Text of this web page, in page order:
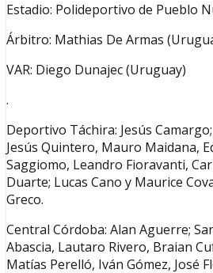
Estadio: Polideportivo de Pueblo
Árbitro: Mathias De Armas
VAR: Diego Dunajec (Uruguay)
.
Deportivo Táchira: Jesús
Jesús Quintero, Mauro Maidana,
Saggiomo, Leandro Fioravanti,
Duarte; Lucas Cano y Maurice
Greco.
Central Córdoba: Alan Aguerre;
Abascia, Lautaro Rivero, Braian
Matías Perelló, Iván Gómez, José